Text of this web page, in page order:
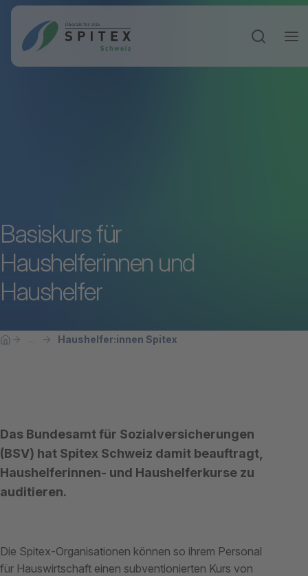
Basiskurs für
Haushelferinnen und
Haushelfer
Breadcrumbnavigation
Sie befinden sich hier:
Home ... Haushelfer:innen Spitex
Das Bundesamt für Sozialversicherungen
(BSV) hat Spitex Schweiz damit beauftragt,
Haushelferinnen- und Haushelferkurse zu
auditieren.
Die Spitex-Organisationen können so ihrem Personal
für Hauswirtschaft einen subventionierten Kurs von